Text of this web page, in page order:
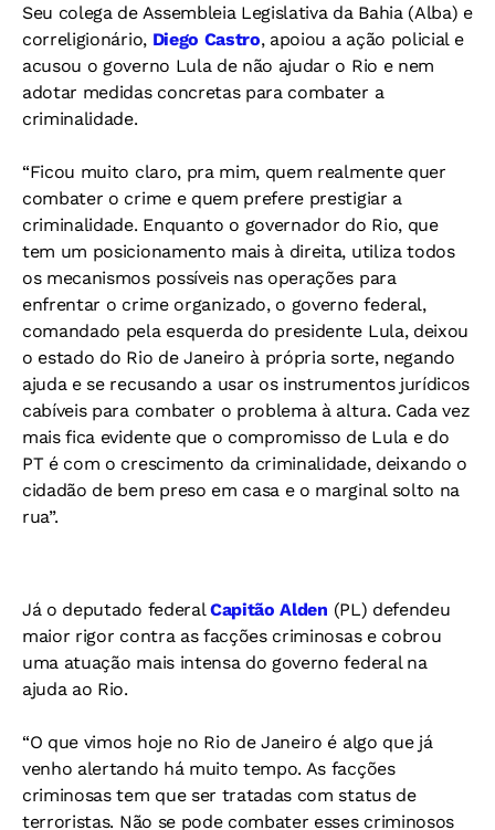
Seu colega de Assembleia Legislativa da Bahia (Alba) e
correligionário, Diego Castro, apoiou a ação policial e
acusou o governo Lula de não ajudar o Rio e nem
adotar medidas concretas para combater a
criminalidade.
“Ficou muito claro, pra mim, quem realmente quer
combater o crime e quem prefere prestigiar a
criminalidade. Enquanto o governador do Rio, que
tem um posicionamento mais à direita, utiliza todos
os mecanismos possíveis nas operações para
enfrentar o crime organizado, o governo federal,
comandado pela esquerda do presidente Lula, deixou
o estado do Rio de Janeiro à própria sorte, negando
ajuda e se recusando a usar os instrumentos jurídicos
cabíveis para combater o problema à altura. Cada vez
mais fica evidente que o compromisso de Lula e do
PT é com o crescimento da criminalidade, deixando o
cidadão de bem preso em casa e o marginal solto na
rua”.
Já o deputado federal Capitão Alden (PL) defendeu
maior rigor contra as facções criminosas e cobrou
uma atuação mais intensa do governo federal na
ajuda ao Rio.
“O que vimos hoje no Rio de Janeiro é algo que já
venho alertando há muito tempo. As facções
criminosas tem que ser tratadas com status de
terroristas. Não se pode combater esses criminosos